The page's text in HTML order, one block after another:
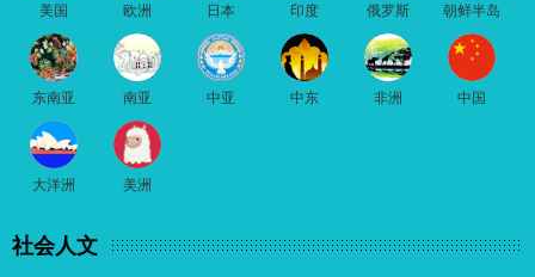
美国 欧洲 日本 印度 俄罗斯 朝鲜半岛
东南亚 南亚 中亚 中东 非洲 中国
大洋洲 美洲
社会人文